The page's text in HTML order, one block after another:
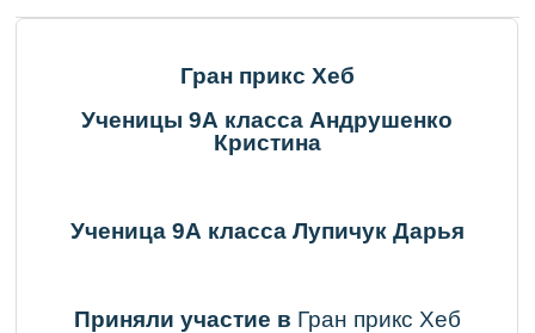
Гран прикс Хеб
Ученицы 9А класса Андрушенко
Кристина
Ученица 9А класса Лупичук Дарья
Приняли участие в Гран прикс Хеб